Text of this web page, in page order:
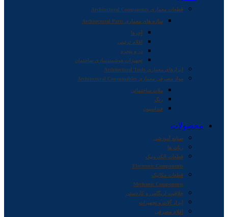
قطعات معماری Architectural Components
سازه های معماری Architectural Parts
آجرها
اقلام تزئینی
در و پنجره
تجهیزات هوشمندسازی ساختمان
ابزارهای معماری Architectural Tools
مواد مصرفی معماری Architectural Consumables
ملات ساختمانی
رنگ
فنداسیون
محصولات
صنایع آموزشی
ربات ها
قطعات الکترونیک
Electronic Components
قطعات مکانیک
Mechanic Components
خلاقیت اریگامی و کاردستی
ابزار آلات و تجهیزات
اقلام مصرفی